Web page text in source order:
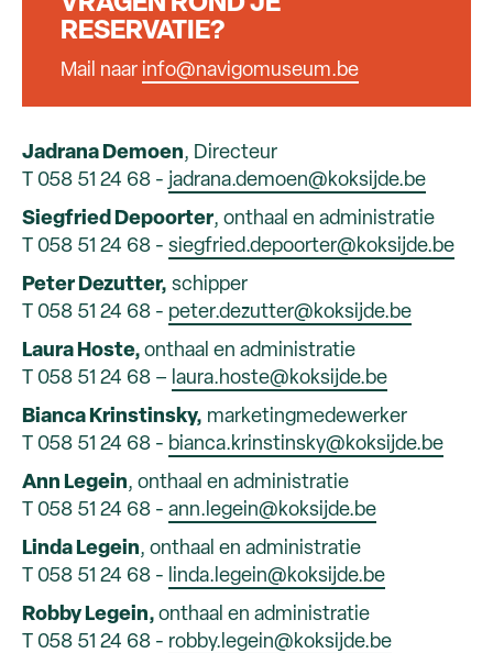
RESERVATIE?
Mail naar info@navigomuseum.be
Jadrana Demoen, Directeur
T 058 51 24 68 - jadrana.demoen@koksijde.be
Siegfried Depoorter, onthaal en administratie
T 058 51 24 68 - siegfried.depoorter@koksijde.be
Peter Dezutter, schipper
T 058 51 24 68 - peter.dezutter@koksijde.be
Laura Hoste, onthaal en administratie
T 058 51 24 68 – laura.hoste@koksijde.be
Bianca Krinstinsky, marketingmedewerker
T 058 51 24 68 - bianca.krinstinsky@koksijde.be
Ann Legein, onthaal en administratie
T 058 51 24 68 - ann.legein@koksijde.be
Linda Legein, onthaal en administratie
T 058 51 24 68 - linda.legein@koksijde.be
Robby Legein, onthaal en administratie
T 058 51 24 68 - robby.legein@koksijde.be